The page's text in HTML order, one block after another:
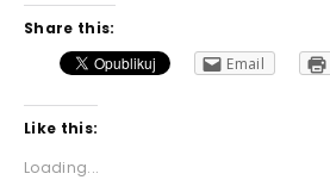
Share this:
Email
Like this:
Loading...